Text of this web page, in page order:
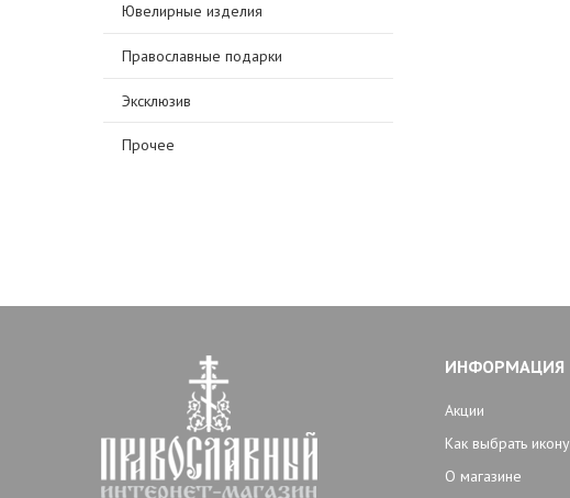
Ювелирные изделия
Православные подарки
Эксклюзив
Прочее
ИНФОРМАЦИЯ
Акции
Как выбрать икону
О магазине